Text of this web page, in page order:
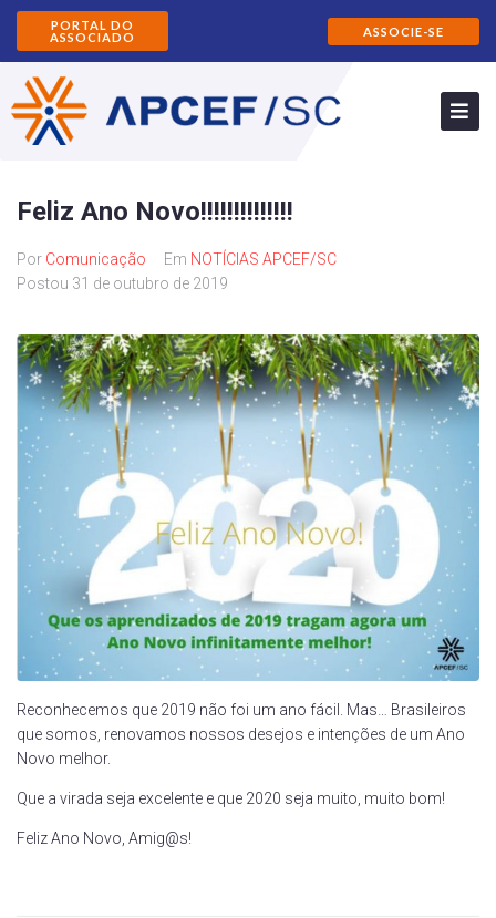
PORTAL DO
ASSOCIADO
ASSOCIE-SE
Feliz Ano Novo!!!!!!!!!!!!!!
Por Comunicação Em NOTÍCIAS APCEF/SC
Postou 31 de outubro de 2019
Reconhecemos que 2019 não foi um ano fácil. Mas… Brasileiros
que somos, renovamos nossos desejos e intenções de um Ano
Novo melhor.
Que a virada seja excelente e que 2020 seja muito, muito bom!
Feliz Ano Novo, Amig@s!